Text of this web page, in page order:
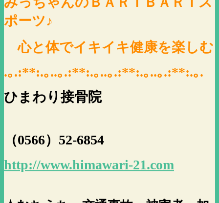
ポーツ♪
心と体でイキイキ健康を楽しむ
.｡.:**:.｡..｡.:**:.｡..｡.:**:.｡..｡.:**:.｡.
ひまわり接骨院
（0566）52-6854
http://www.himawari-21.com